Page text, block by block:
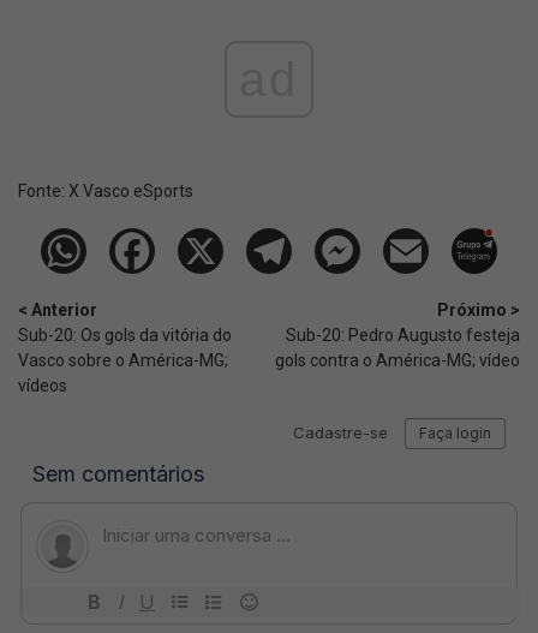
Fonte: X Vasco eSports
< Anterior
Sub-20: Os gols da vitória do
Vasco sobre o América-MG;
vídeos
Próximo >
Sub-20: Pedro Augusto festeja
gols contra o América-MG; vídeo